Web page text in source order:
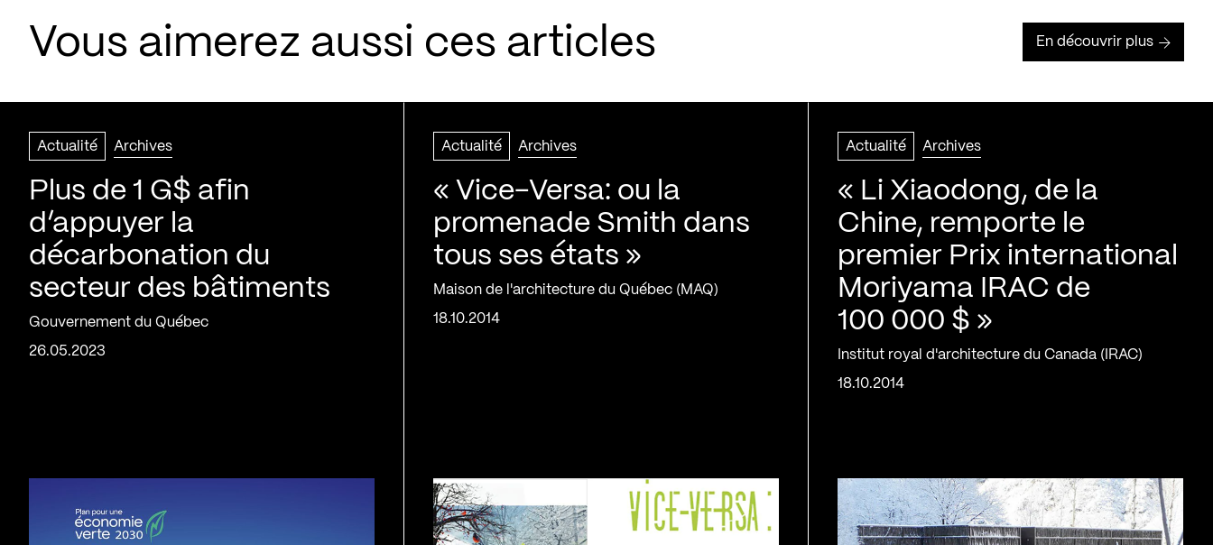
Vous aimerez aussi ces articles En découvrir plus
Actualité Archives
Plus de 1 G$ afin
d’appuyer la
décarbonation du
secteur des bâtiments
Gouvernement du Québec
26.05.2023
Actualité Archives
« Vice-Versa: ou la
promenade Smith dans
tous ses états »
Maison de l'architecture du Québec (MAQ)
18.10.2014
Actualité Archives
« Li Xiaodong, de la
Chine, remporte le
premier Prix international
Moriyama IRAC de
100 000 $ »
Institut royal d'architecture du Canada (IRAC)
18.10.2014